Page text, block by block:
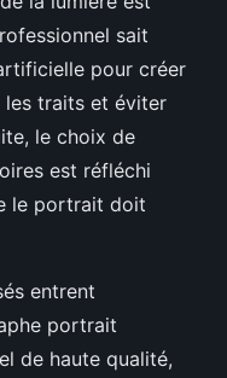
sait
pour créer
traits et éviter
le choix de
est réfléchi
le portrait doit
entrent
portrait
de haute qualité,